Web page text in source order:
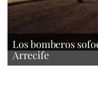
Los bomberos
Arrecife